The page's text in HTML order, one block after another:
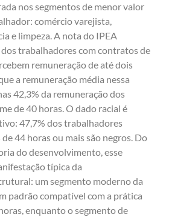
nos segmentos de menor valor
comércio varejista,
e limpeza. A nota do IPEA
trabalhadores com contratos de
remuneração de até dois
a remuneração média nessa
42,3% da remuneração dos
de 40 horas. O dado racial é
47,7% dos trabalhadores
44 horas ou mais são negros. Do
do desenvolvimento, esse
típica da
um segmento moderno da
padrão compatível com a prática
enquanto o segmento de